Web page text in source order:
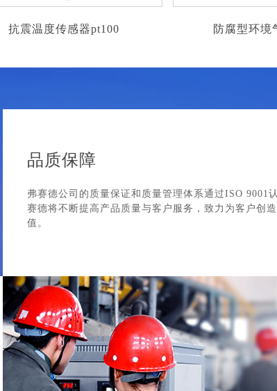
防腐型环境气压传感器
风电轮箱温度传感
品质保障
弗赛德公司的质量保证和质量管理体系通过ISO 9001
赛德将不断提高产品质量与客户服务，致力为客户创
值。